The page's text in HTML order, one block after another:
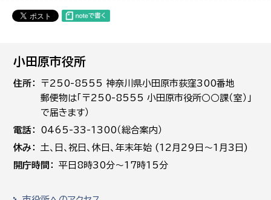
小田原市役所
住所
〒250-8555 神奈川県小田原市荻窪300番地
郵便物は「〒250-8555 小田原市役所○○課（室）」
で届きます）
電話
0465-33-1300（総合案内）
休み
土､日､祝日、休日、年末年始 (12月29日～1月3日)
開庁時間
平日8時30分～17時15分